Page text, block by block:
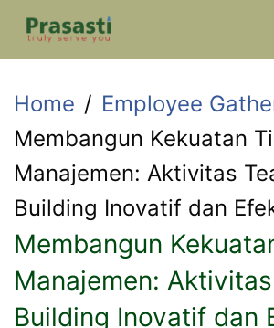
Skip
Home
Employee
Membangun Kekuatan
Manajemen: Aktivitas
Building Inovatif dan
Membangun
Manajemen:
Building Inovatif dan